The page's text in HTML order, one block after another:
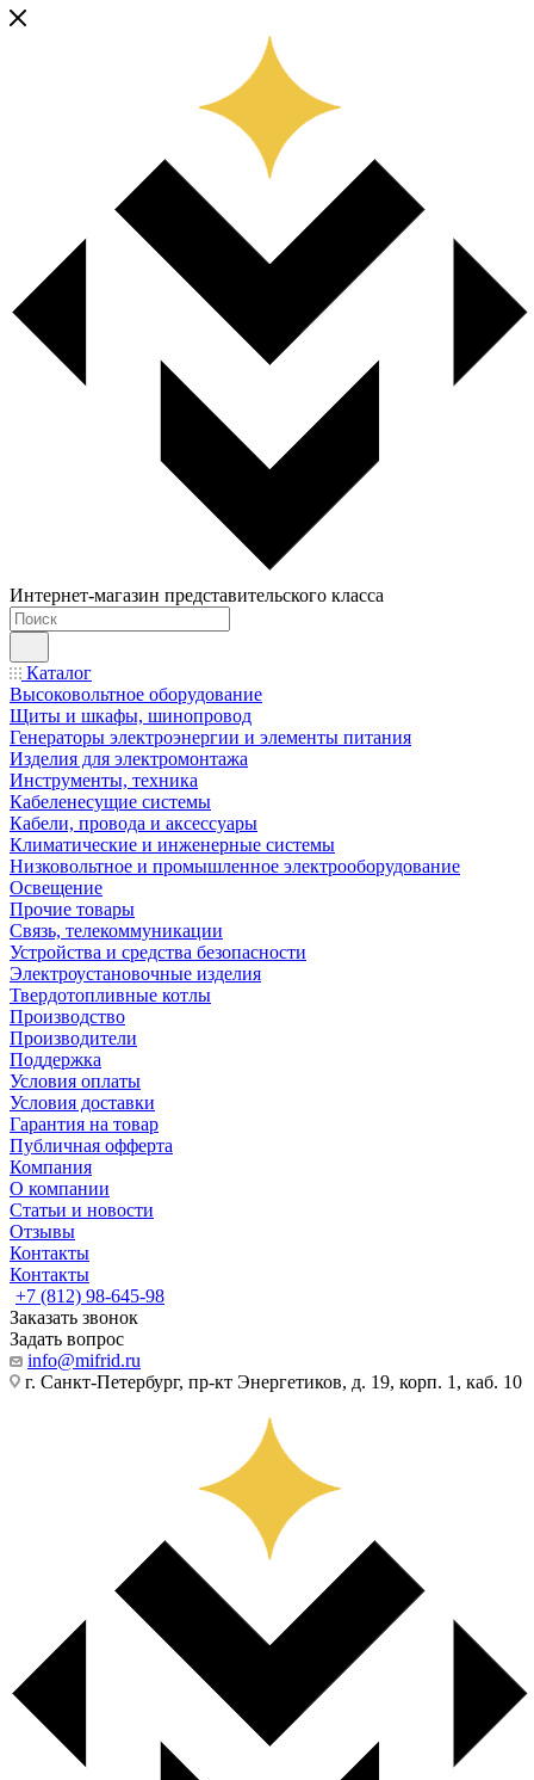
Интернет-магазин представительского класса
Каталог
Высоковольтное оборудование
Щиты и шкафы, шинопровод
Генераторы электроэнергии и элементы питания
Изделия для электромонтажа
Инструменты, техника
Кабеленесущие системы
Кабели, провода и аксессуары
Климатические и инженерные системы
Низковольтное и промышленное электрооборудование
Освещение
Прочие товары
Связь, телекоммуникации
Устройства и средства безопасности
Электроустановочные изделия
Твердотопливные котлы
Производство
Производители
Поддержка
Условия оплаты
Условия доставки
Гарантия на товар
Публичная офферта
Компания
О компании
Статьи и новости
Отзывы
Контакты
Контакты
+7 (812) 98-645-98
Заказать звонок
Задать вопрос
info@mifrid.ru
г. Санкт-Петербург, пр-кт Энергетиков, д. 19, корп. 1, каб. 10